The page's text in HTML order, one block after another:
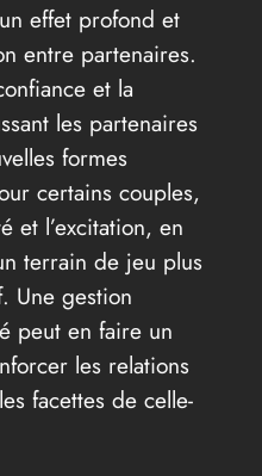
effet profond et
entre partenaires.
et la
les partenaires
formes
certains couples,
et l’excitation, en
terrain de jeu plus
Une gestion
peut en faire un
les relations
facettes de celle-